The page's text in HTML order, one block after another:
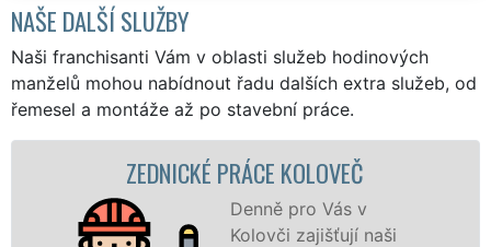
NAŠE DALŠÍ SLUŽBY
Naši franchisanti Vám v oblasti služeb hodinových
manželů mohou nabídnout řadu dalších extra služeb, od
řemesel a montáže až po stavební práce.
ZEDNICKÉ PRÁCE KOLOVEČ
Denně pro Vás v
Kolovči zajišťují naši